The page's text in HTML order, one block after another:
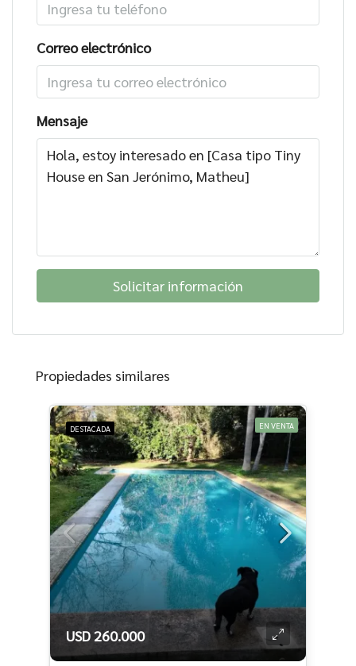
Correo electrónico
Mensaje
Solicitar información
Propiedades similares
DESTACADA EN VENTA
USD 260.000